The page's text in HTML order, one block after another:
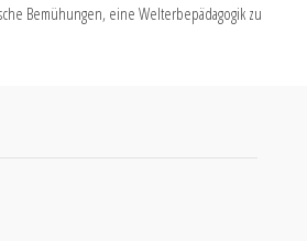
Bemühungen, eine Welterbepädagogik zu